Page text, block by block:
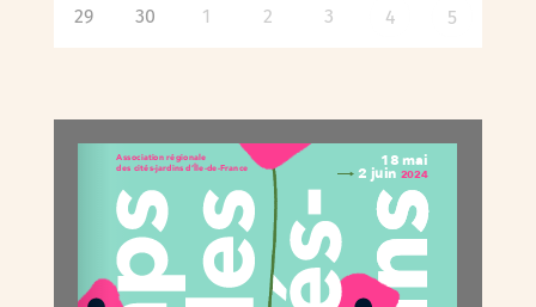
29 30 1 2 3 4 5